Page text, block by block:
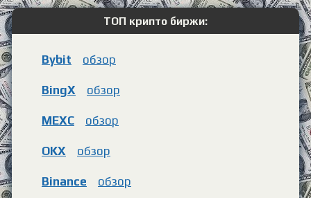
ТОП крипто биржи:
Bybit обзор
BingX обзор
MEXC обзор
OKX обзор
Binance обзор